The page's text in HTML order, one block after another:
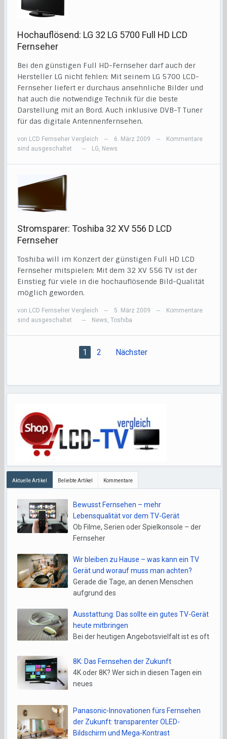
Hochauflösend: LG 32 LG 5700 Full HD LCD
Fernseher
Bei den günstigen Full HD-Fernseher darf auch der
Hersteller LG nicht fehlen: Mit seinem LG 5700 LCD-
Fernseher liefert er durchaus ansehnliche Bilder und
hat auch die notwendige Technik für die beste
Darstellung mit an Bord. Auch inklusive DVB-T Tuner
für das digitale Antennenfernsehen.
von LCD Fernseher Vergleich — 6. März 2009 —
Kommentare
sind ausgeschaltet
— LG, News
Stromsparer: Toshiba 32 XV 556 D LCD
Fernseher
Toshiba will im Konzert der günstigen Full HD LCD
Fernseher mitspielen: Mit dem 32 XV 556 TV ist der
Einstieg für viele in die hochauflösende Bild-Qualität
möglich geworden.
von LCD Fernseher Vergleich — 5. März 2009 —
Kommentare
sind ausgeschaltet
— News,Toshiba
1 2 Nächster
Aktuelle Artikel Beliebte Artikel Kommentare
Bewusst Fernsehen – mehr
Lebensqualität vor dem TV-Gerät
Ob Filme, Serien oder Spielkonsole – der
Fernseher
Wir bleiben zu Hause – was kann ein TV
Gerät und worauf muss man achten?
Gerade die Tage, an denen Menschen
aufgrund des
Ausstattung: Das sollte ein gutes TV-Gerät
heute mitbringen
Bei der heutigen Angebotsvielfalt ist es oft
8K: Das Fernsehen der Zukunft
4K oder 8K? Wer sich in diesen Tagen ein
neues
Panasonic-Innovationen fürs Fernsehen
der Zukunft: transparenter OLED-
Bildschirm und Mega-Kontrast